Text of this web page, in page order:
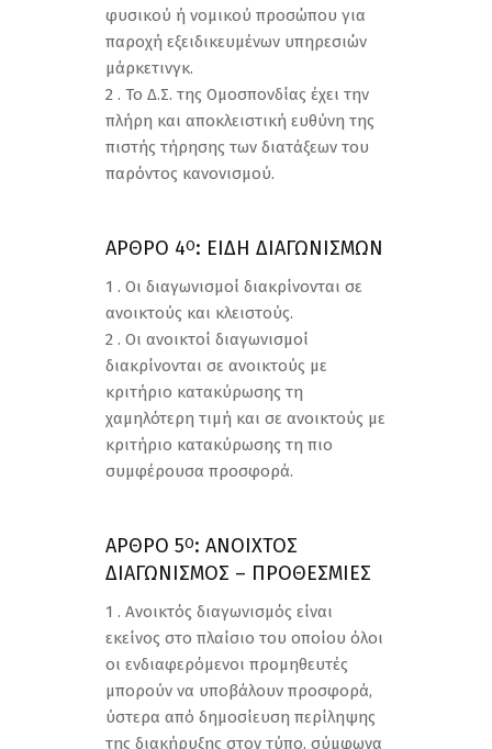
φυσικού ή νομικού προσώπου για
παροχή εξειδικευμένων υπηρεσιών
μάρκετινγκ.
2 . Το Δ.Σ. της Ομοσπονδίας έχει την
πλήρη και αποκλειστική ευθύνη της
πιστής τήρησης των διατάξεων του
παρόντος κανονισμού.
ΑΡΘΡΟ 4Ο: ΕΙΔΗ ΔΙΑΓΩΝΙΣΜΩΝ
1 . Οι διαγωνισμοί διακρίνονται σε
ανοικτούς και κλειστούς.
2 . Οι ανοικτοί διαγωνισμοί
διακρίνονται σε ανοικτούς με
κριτήριο κατακύρωσης τη
χαμηλότερη τιμή και σε ανοικτούς με
κριτήριο κατακύρωσης τη πιο
συμφέρουσα προσφορά.
ΑΡΘΡΟ 5Ο: ΑΝΟΙΧΤΟΣ
ΔΙΑΓΩΝΙΣΜΟΣ – ΠΡΟΘΕΣΜΙΕΣ
1 . Ανοικτός διαγωνισμός είναι
εκείνος στο πλαίσιο του οποίου όλοι
οι ενδιαφερόμενοι προμηθευτές
μπορούν να υποβάλουν προσφορά,
ύστερα από δημοσίευση περίληψης
της διακήρυξης στον τύπο, σύμφωνα